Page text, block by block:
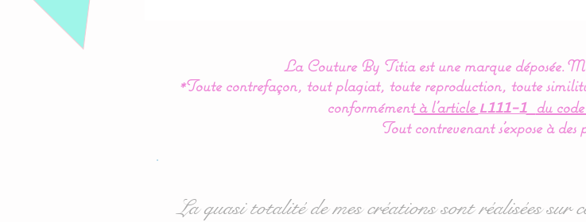
La Couture By Titia est une marque déposée.
*Toute contrefaçon, tout plagiat, toute reproduction, toute
conformémentà l’article L111-1
du
Tout contrevenant s'expose à des
La quasi totalité de mes créations sont réalisées sur